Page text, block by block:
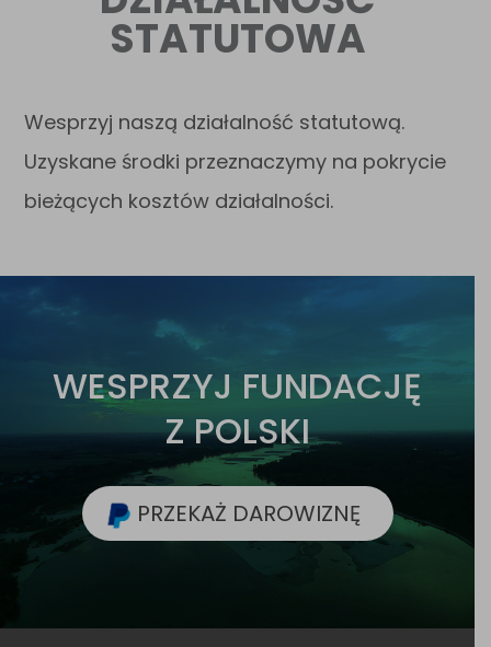
STATUTOWA
Wesprzyj naszą działalność statutową.
Uzyskane środki przeznaczymy na pokrycie
bieżących kosztów działalności.
WESPRZYJ FUNDACJĘ
Z POLSKI
PRZEKAŻ DAROWIZNĘ